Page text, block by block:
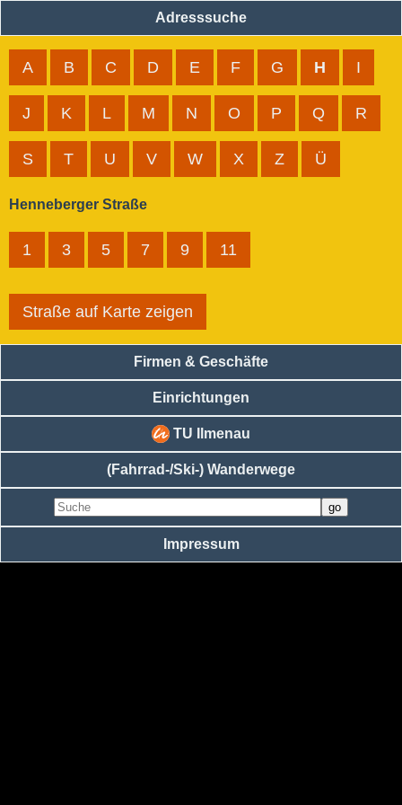
Adresssuche
A B C D E F G H I
J K L M N O P Q R
S T U V W X Z Ü
Henneberger Straße
1 3 5 7 9 11
Straße auf Karte zeigen
Firmen & Geschäfte
Einrichtungen
TU Ilmenau
(Fahrrad-/Ski-) Wanderwege
Impressum